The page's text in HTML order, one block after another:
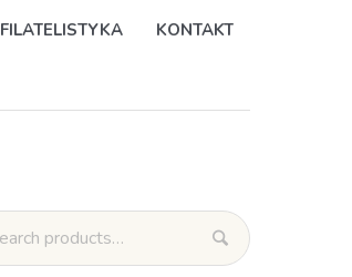
FILATELISTYKA KONTAKT